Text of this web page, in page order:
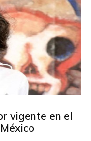
vigente en el